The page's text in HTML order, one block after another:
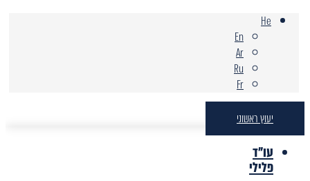
He
En
Ar
Ru
Fr
יעוץ ראשוני
עו"ד
פלילי